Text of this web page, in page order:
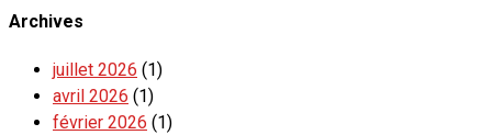
Archives
juillet 2026 (1)
avril 2026 (1)
février 2026 (1)